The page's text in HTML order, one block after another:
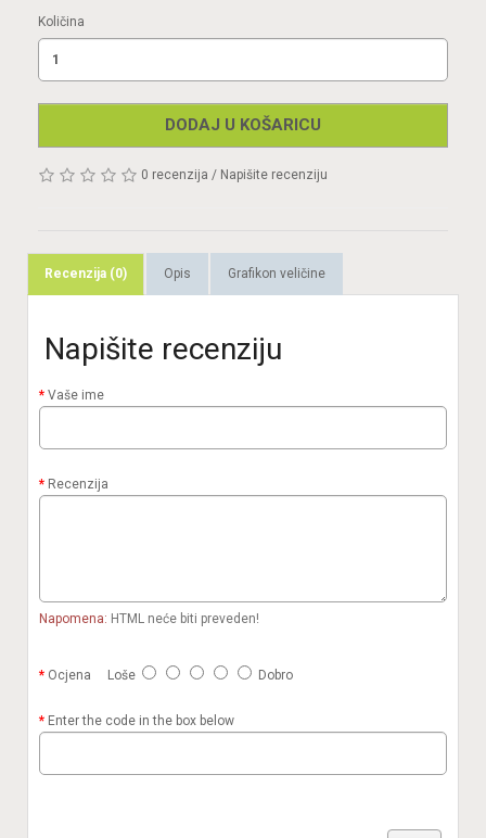
Količina
DODAJ U KOŠARICU
0 recenzija / Napišite recenziju
Recenzija (0) Opis Grafikon veličine
Napišite recenziju
Vaše ime
Recenzija
Napomena: HTML neće biti preveden!
Ocjena Loše Dobro
Enter the code in the box below